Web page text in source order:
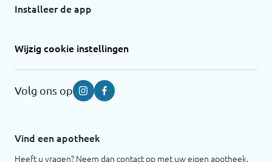
Installeer de app
Wijzig cookie instellingen
Volg ons op InstagramFacebook
Vind een apotheek
Heeft u vragen? Neem dan contact op met uw eigen apotheek.